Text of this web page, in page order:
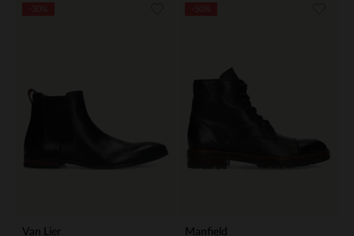
Van Lier Manfield